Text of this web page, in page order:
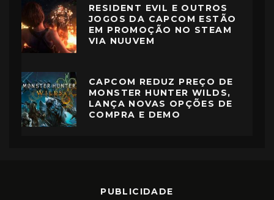
RESIDENT EVIL E OUTROS
JOGOS DA CAPCOM ESTÃO
EM PROMOÇÃO NO STEAM
VIA NUUVEM
CAPCOM REDUZ PREÇO DE
MONSTER HUNTER WILDS,
LANÇA NOVAS OPÇÕES DE
COMPRA E DEMO
PUBLICIDADE